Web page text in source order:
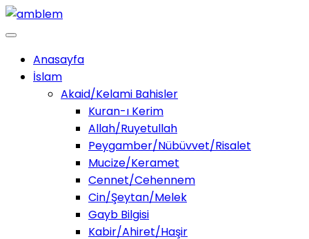
Anasayfa
İslam
Akaid/Kelami Bahisler
Kuran-ı Kerim
Allah/Ruyetullah
Peygamber/Nübüvvet/Risalet
Mucize/Keramet
Cennet/Cehennem
Cin/Şeytan/Melek
Gayb Bilgisi
Kabir/Ahiret/Haşir